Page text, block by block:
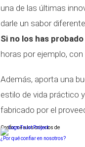
una de las últimas
darle un sabor
Si no los has
horas por ejemplo,
Además, aporta una
estilo de vida práctico
fabricado por el
Conforme a los criterios de
¿Por qué confiar en nosotros?